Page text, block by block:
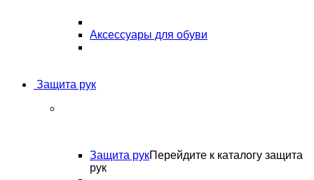
Аксессуары для обуви
Защита рук
Защита рукПерейдите к каталогу защита
рук